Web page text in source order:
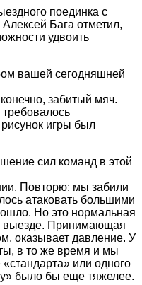
поединка с
Бага отметил,
удвоить
вашей сегодняшней
забитый мяч.
игры был
сил команд в этой
Повторю: мы забили
атаковать большими
Но это нормальная
выезде. Принимающая
оказывает давление. У
в то же время и мы
или одного
было бы еще тяжелее.